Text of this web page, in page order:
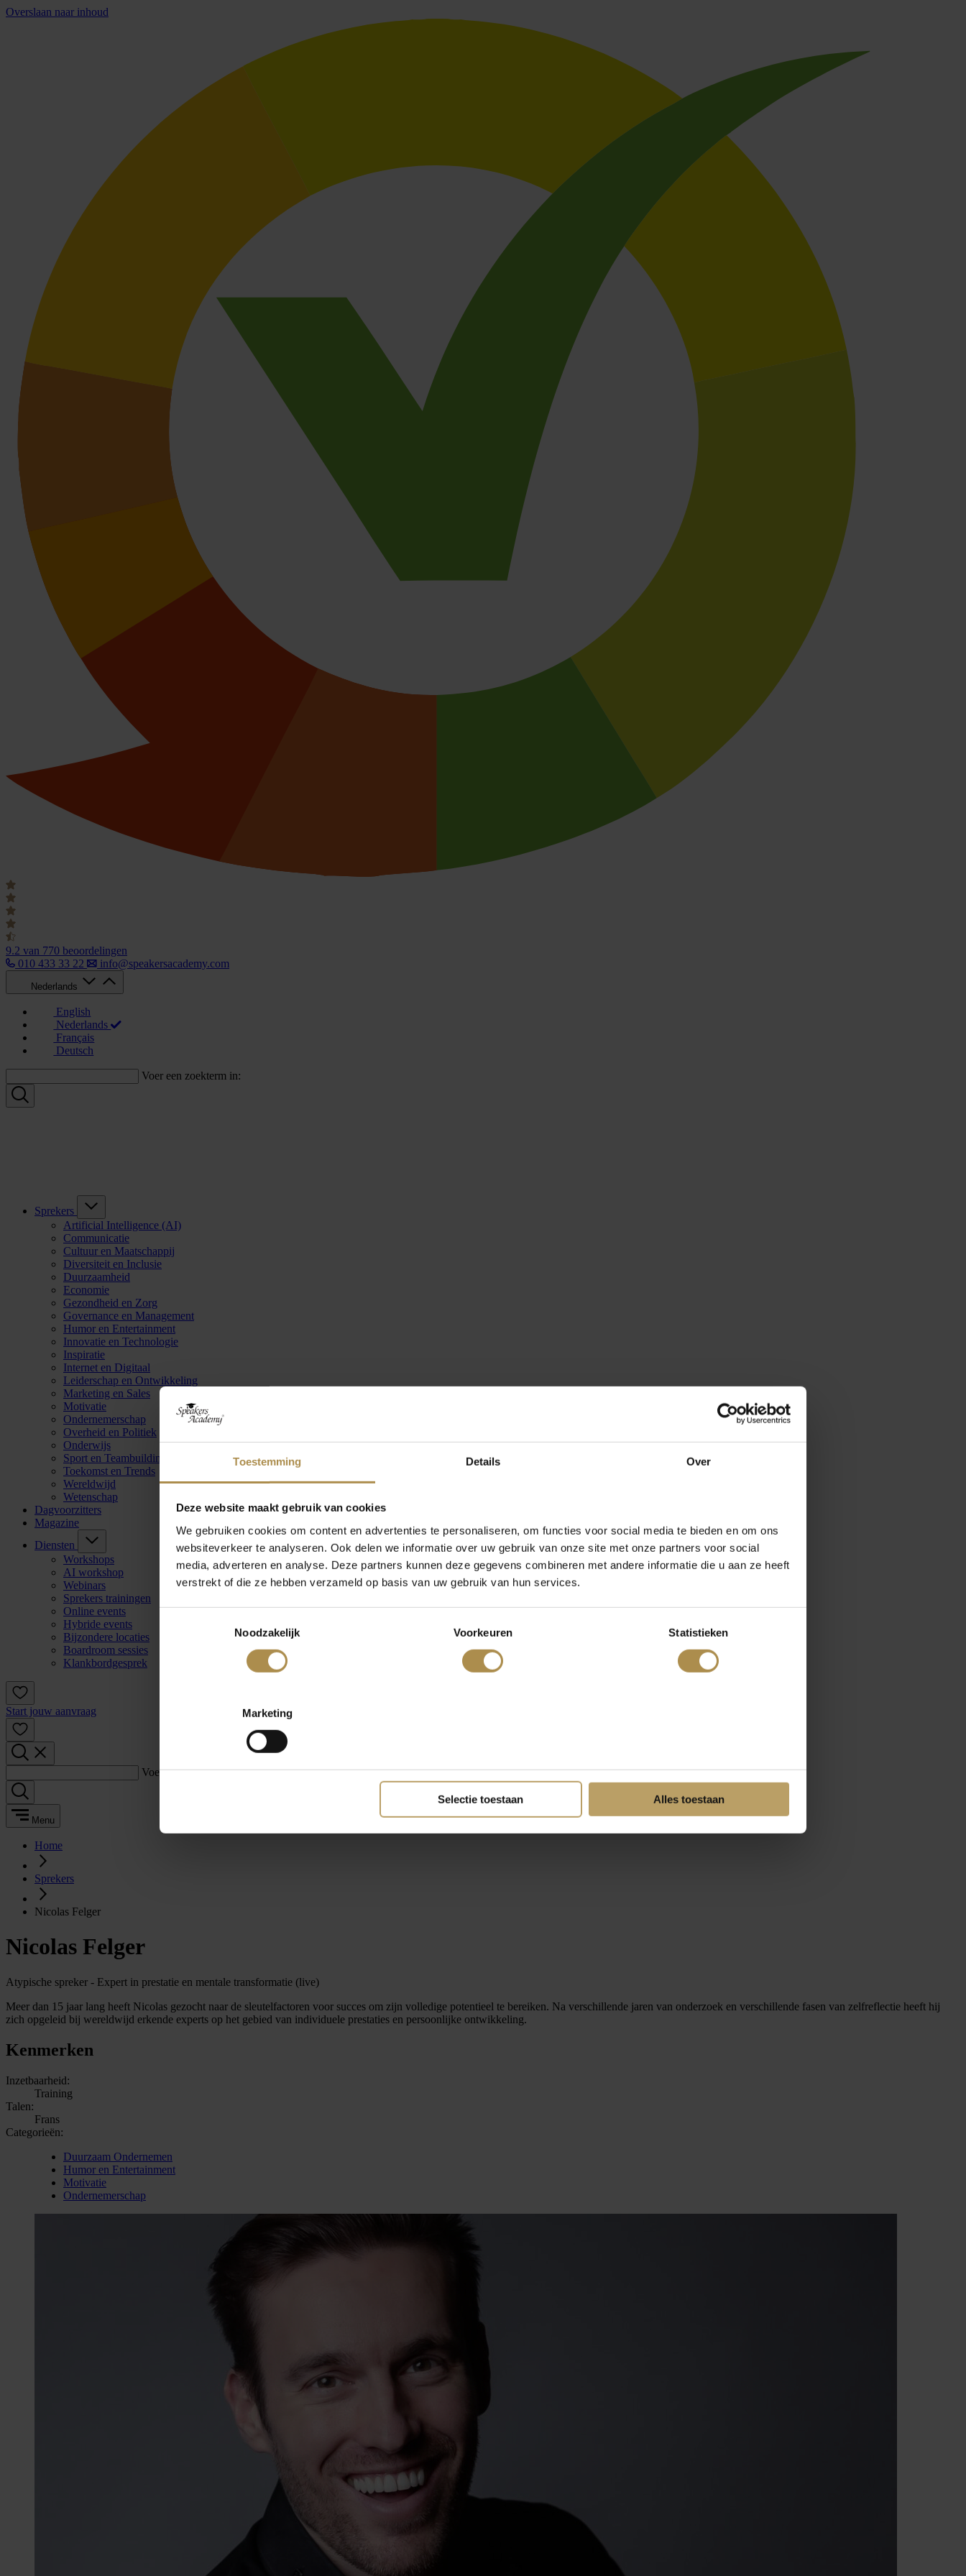
Toestemming Details Over
Deze website maakt gebruik van cookies
We gebruiken cookies om content en advertenties te personaliseren, om functies voor social media te bieden en om ons
websiteverkeer te analyseren. Ook delen we informatie over uw gebruik van onze site met onze partners voor social
media, adverteren en analyse. Deze partners kunnen deze gegevens combineren met andere informatie die u aan ze heeft
verstrekt of die ze hebben verzameld op basis van uw gebruik van hun services.
Noodzakelijk
Voorkeuren Statistieken
Marketing
Selectie toestaan Alles toestaan
Overslaan naar inhoud
9.2 van 770 beoordelingen
010 433 33 22
info@speakersacademy.com
Nederlands
English
Nederlands
Français
Deutsch
Voer een zoekterm in:
Sprekers
Artificial Intelligence (AI)
Communicatie
Cultuur en Maatschappij
Diversiteit en Inclusie
Duurzaamheid
Economie
Gezondheid en Zorg
Governance en Management
Humor en Entertainment
Innovatie en Technologie
Inspiratie
Internet en Digitaal
Leiderschap en Ontwikkeling
Marketing en Sales
Motivatie
Ondernemerschap
Overheid en Politiek
Onderwijs
Sport en Teambuilding
Toekomst en Trends
Wereldwijd
Wetenschap
Dagvoorzitters
Magazine
Diensten
Workshops
AI workshop
Webinars
Sprekers trainingen
Online events
Hybride events
Bijzondere locaties
Boardroom sessies
Klankbordgesprek
Start jouw aanvraag
Voer een zoekterm in:
Menu
Home
Sprekers
Nicolas Felger
Nicolas Felger
Atypische spreker - Expert in prestatie en mentale transformatie (live)
Meer dan 15 jaar lang heeft Nicolas gezocht naar de sleutelfactoren voor succes om zijn volledige potentieel te bereiken. Na verschillende jaren van onderzoek en verschillende fasen van zelfreflectie heeft hij
zich opgeleid bij wereldwijd erkende experts op het gebied van individuele prestaties en persoonlijke ontwikkeling.
Kenmerken
Inzetbaarheid:
Training
Talen:
Frans
Categorieën:
Duurzaam Ondernemen
Humor en Entertainment
Motivatie
Ondernemerschap